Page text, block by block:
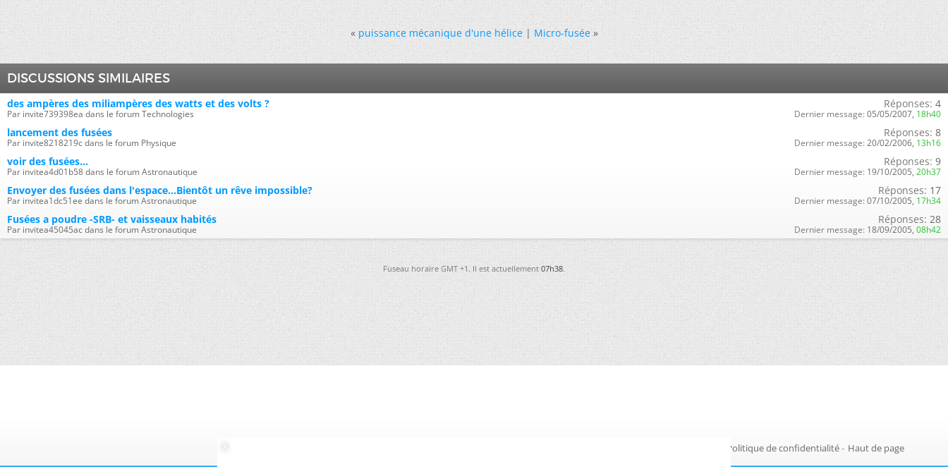
« puissance mécanique d'une hélice|Micro-fusée »
DISCUSSIONS SIMILAIRES
des ampères des miliampères des watts et des volts ?
Par invite739398ea dans le forum Technologies
Réponses: 4
Dernier message: 05/05/2007, 18h40
lancement des fusées
Par invite8218219c dans le forum Physique
Réponses: 8
Dernier message: 20/02/2006, 13h16
voir des fusées...
Par invitea4d01b58 dans le forum Astronautique
Réponses: 9
Dernier message: 19/10/2005, 20h37
Envoyer des fusées dans l'espace...Bientôt un rêve impossible?
Par invitea1dc51ee dans le forum Astronautique
Réponses: 17
Dernier message: 07/10/2005, 17h34
Fusées a poudre -SRB- et vaisseaux habités
Par invitea45045ac dans le forum Astronautique
Réponses: 28
Dernier message: 18/09/2005, 08h42
Fuseau horaire GMT +1. Il est actuellement07h38.
Politique de confidentialité- Haut de page